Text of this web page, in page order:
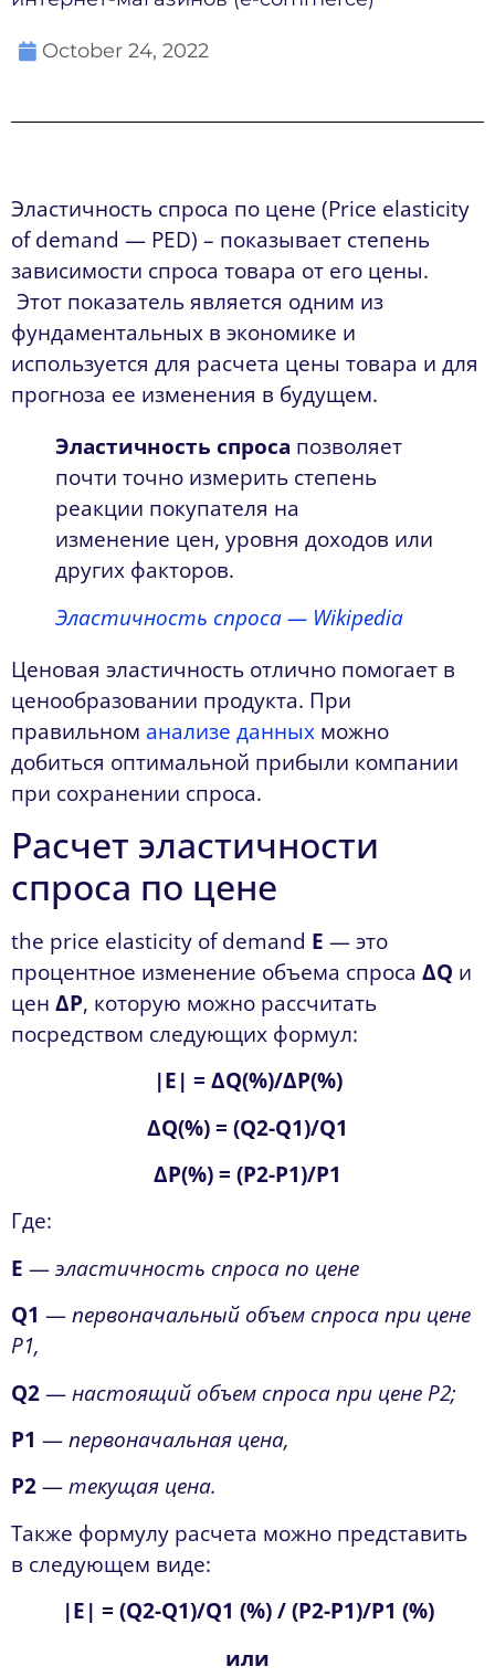
October 24, 2022
Эластичность спроса по цене (Price elasticity
of demand — PED) – показывает степень
зависимости спроса товара от его цены.
Этот показатель является одним из
фундаментальных в экономике и
используется для расчета цены товара и для
прогноза ее изменения в будущем.
Эластичность спроса позволяет
почти точно измерить степень
реакции покупателя на
изменение цен, уровня доходов или
других факторов.
Эластичность спроса — Wikipedia
Ценовая эластичность отлично помогает в
ценообразовании продукта. При
правильном анализе данных можно
добиться оптимальной прибыли компании
при сохранении спроса.
Расчет эластичности
спроса по цене
the price elasticity of demand E — это
процентное изменение объема спроса ∆Q и
цен ∆P, которую можно рассчитать
посредством следующих формул:
|E| = ∆Q(%)/∆P(%)
∆Q(%) = (Q2-Q1)/Q1
∆P(%) = (P2-P1)/P1
Где:
E —эластичность спроса по цене
Q1 —первоначальный объем спроса при цене
Р1,
Q2—настоящий объем спроса при цене Р2;
Р1 —первоначальная цена,
Р2—текущая цена.
Также формулу расчета можно представить
в следующем виде:
|Е| = (Q2-Q1)/Q1 (%) / (P2-P1)/P1 (%)
или